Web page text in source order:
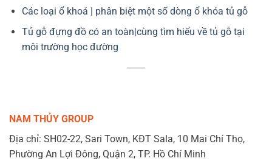
Các loại ổ khoá | phân biệt một số dòng ổ khóa tủ gỗ
Tủ gỗ đựng đồ có an toàn|cùng tìm hiểu về tủ gỗ tại
môi trường học đường
NAM THỦY GROUP
Địa chỉ: SH02-22, Sari Town, KĐT Sala, 10 Mai Chí Thọ,
Phường An Lợi Đông, Quận 2, TP. Hồ Chí Minh